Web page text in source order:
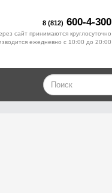
8 (812) 600-4-300
сайт принимаются круглосуточно
ежедневно с 10:00 до 20:00